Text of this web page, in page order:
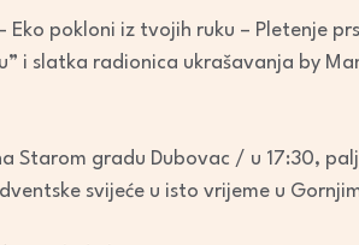
Eko pokloni iz tvojih ruku – Pletenje
i slatka radionica ukrašavanja by
Starom gradu Dubovac / u 17:30,
svijeće u isto vrijeme u